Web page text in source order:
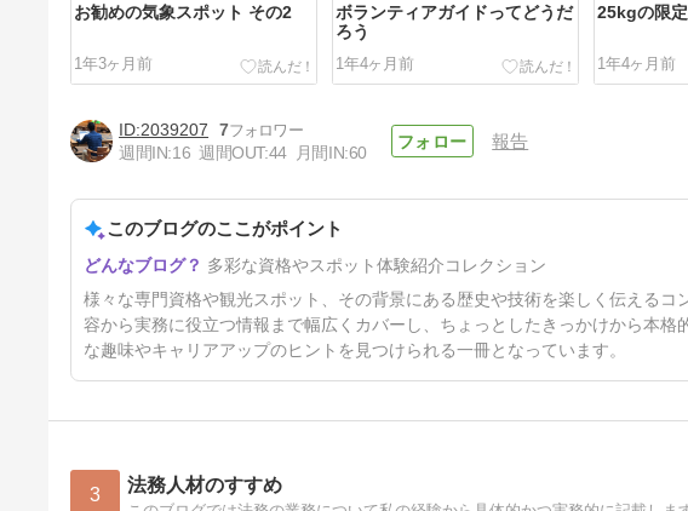
お勧めの気象スポット その2
1年3ヶ月前
ボランティアガイドってどうだ
ろう
1年4ヶ月前
25kgの限
1年4ヶ月前
とにかく難しい：実技試験
1年4ヶ月前
2039207
7
週間IN:16 週間OUT:44 月間IN:60
報告
このブログのここがポイント
多彩な資格やスポット体験紹介コレクション
様々な専門資格や観光スポット、その背景にある歴史や技術を楽しく伝える
容から実務に役立つ情報まで幅広くカバーし、ちょっとしたきっかけから本
な趣味やキャリアアップのヒントを見つけられる一冊となっています。
3 法務人材のすすめ